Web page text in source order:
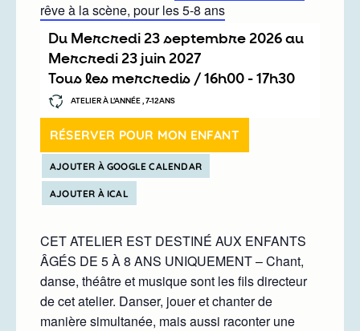
rêve à la scène, pour les 5-8 ans
Du mercredi 23 septembre 2026au
mercredi 23 juin 2027
Tous les mercredis / 16h00 - 17h30
ATELIER À L’ANNÉE , 7-12ANS
RÉSERVER POUR MON ENFANT
AJOUTER À GOOGLE CALENDAR
AJOUTER À ICAL
CET ATELIER EST DESTINÉ AUX ENFANTS
ÂGÉS DE 5 À 8 ANS UNIQUEMENT – Chant,
danse, théâtre et musique sont les fils directeur
de cet atelier. Danser, jouer et chanter de
manière simultanée, mais aussi raconter une